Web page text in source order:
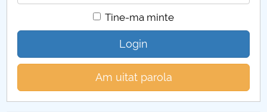
Tine-ma minte
Login
Am uitat parola